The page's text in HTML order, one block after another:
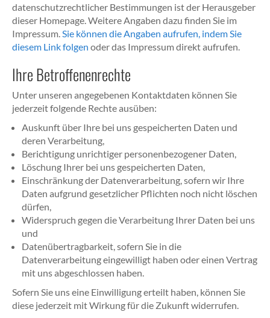
datenschutzrechtlicher Bestimmungen ist der Herausgeber
dieser Homepage. Weitere Angaben dazu finden Sie im
Impressum.Sie können die Angaben aufrufen, indem Sie
diesem Link folgen oder das Impressum direkt aufrufen.
Ihre Betroffenenrechte
Unter unseren angegebenen Kontaktdaten können Sie
jederzeit folgende Rechte ausüben:
Auskunft über Ihre bei uns gespeicherten Daten und
deren Verarbeitung,
Berichtigung unrichtiger personenbezogener Daten,
Löschung Ihrer bei uns gespeicherten Daten,
Einschränkung der Datenverarbeitung, sofern wir Ihre
Daten aufgrund gesetzlicher Pflichten noch nicht löschen
dürfen,
Widerspruch gegen die Verarbeitung Ihrer Daten bei uns
und
Datenübertragbarkeit, sofern Sie in die
Datenverarbeitung eingewilligt haben oder einen Vertrag
mit uns abgeschlossen haben.
Sofern Sie uns eine Einwilligung erteilt haben, können Sie
diese jederzeit mit Wirkung für die Zukunft widerrufen.